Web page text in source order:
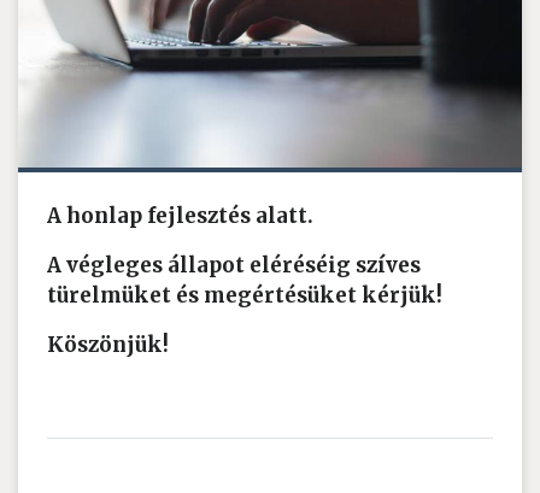
A honlap fejlesztés alatt.
A végleges állapot eléréséig szíves
türelmüket és megértésüket kérjük!
Köszönjük!